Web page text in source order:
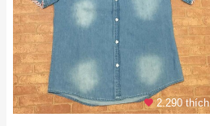
2.290 thích